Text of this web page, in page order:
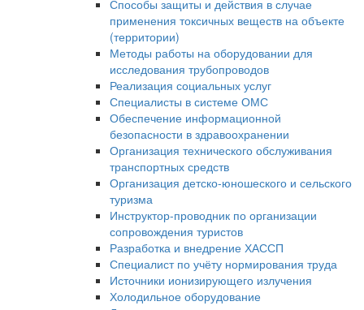
Способы защиты и действия в случае
применения токсичных веществ на объекте
(территории)
Методы работы на оборудовании для
исследования трубопроводов
Реализация социальных услуг
Специалисты в системе ОМС
Обеспечение информационной
безопасности в здравоохранении
Организация технического обслуживания
транспортных средств
Организация детско-юношеского и сельского
туризма
Инструктор-проводник по организации
сопровождения туристов
Разработка и внедрение ХАССП
Специалист по учёту нормирования труда
Источники ионизирующего излучения
Холодильное оборудование